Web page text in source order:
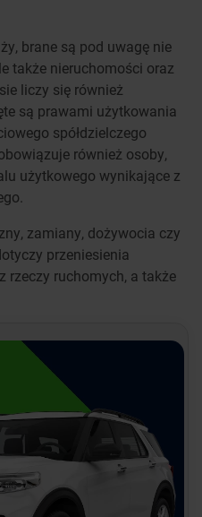
brane są pod uwagę nie
także nieruchomości oraz
liczy się również
są prawami użytkowania
spółdzielczego
również osoby,
użytkowego wynikające z
zamiany, dożywocia czy
przeniesienia
rzeczy ruchomych, a także